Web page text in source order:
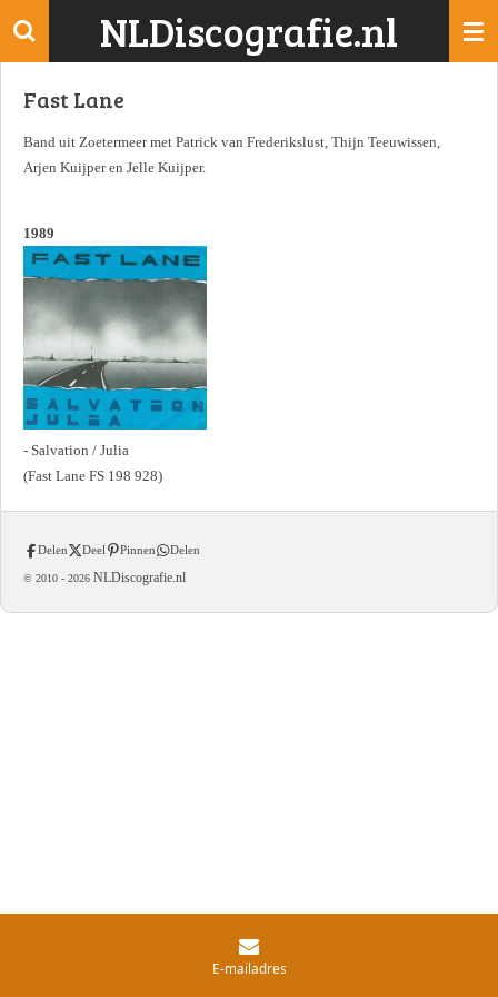
Ga
de
NLDiscografie.nl
Fast Lane
Band uit Zoetermeer met Patrick van Frederikslust, Thijn Teeuwissen,
Arjen Kuijper en Jelle Kuijper.
1989
- Salvation / Julia
(Fast Lane FS 198 928)
Delen Deel Pinnen Delen
© 2010 - 2026 NLDiscografie.nl
E-mailadres